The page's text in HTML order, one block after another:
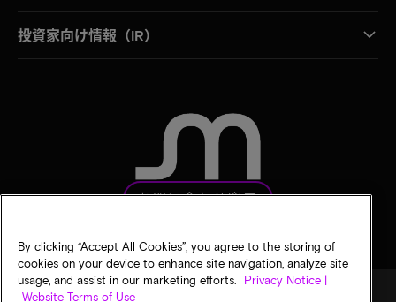
投資家向け情報（IR）
お問い合わせ窓口
By clicking “Accept All Cookies”, you agree to the storing of
cookies on your device to enhance site navigation, analyze site
usage, and assist in our marketing efforts.
Privacy Notice |
Website Terms of Use